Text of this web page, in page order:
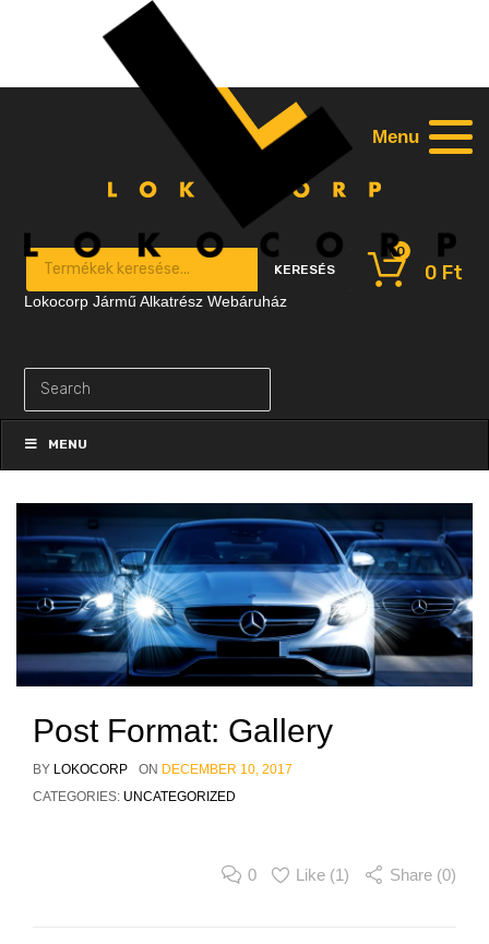
Products search
KERESÉS 0 Ft
0
to
contentMENU
Post Format: Gallery
BY LOKOCORP ON DECEMBER 10, 2017
CATEGORIES: UNCATEGORIZED
0 Like (1) Share (0)
Lokocorp Jármű Alkatrész Webáruház
Menu